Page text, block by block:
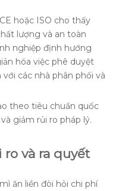
hoặc ISO cho thấy
lượng và an toàn
nghiệp định hướng
hóa việc phê duyệt
các nhà phân phối và
theo tiêu chuẩn quốc
giảm rủi ro pháp lý.
và ra quyết
ăn liền đòi hỏi chi phí